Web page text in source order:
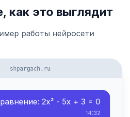
как это выглядит
работы нейросети
shpargach.ru
2x² - 5x + 3 = 0
14:32